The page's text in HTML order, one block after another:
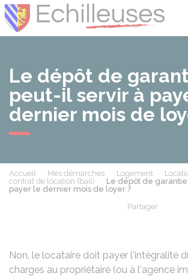
Le dépôt de
peut-il servir à
dernier mois de
Accueil Mes démarches Logement
contrat de location (bail)
Le dépôt de
payer le dernier mois de loyer ?
Partager
Non, le locataire doit payer l'intégralité
charges au propriétaire (ou à l'agence